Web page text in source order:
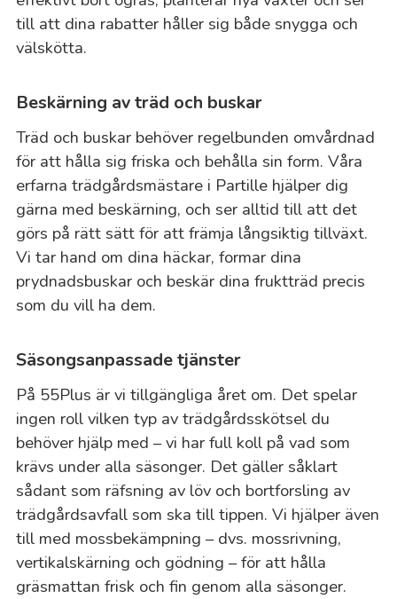
till att dina rabatter håller sig både snygga och
välskötta.
Beskärning av träd och buskar
Träd och buskar behöver regelbunden omvårdnad
för att hålla sig friska och behålla sin form. Våra
erfarna trädgårdsmästare i Partille hjälper dig
gärna med beskärning, och ser alltid till att det
görs på rätt sätt för att främja långsiktig tillväxt.
Vi tar hand om dina häckar, formar dina
prydnadsbuskar och beskär dina fruktträd precis
som du vill ha dem.
Säsongsanpassade tjänster
På 55Plus är vi tillgängliga året om. Det spelar
ingen roll vilken typ av trädgårdsskötsel du
behöver hjälp med – vi har full koll på vad som
krävs under alla säsonger. Det gäller såklart
sådant som räfsning av löv och bortforsling av
trädgårdsavfall som ska till tippen. Vi hjälper även
till med mossbekämpning – dvs. mossrivning,
vertikalskärning och gödning – för att hålla
gräsmattan frisk och fin genom alla säsonger.